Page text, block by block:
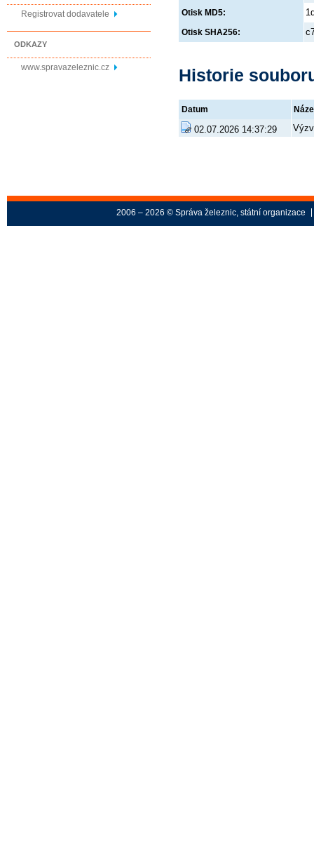
Registrovat dodavatele
ODKAZY
www.spravazeleznic.cz
Otisk MD5:
Otisk SHA256:
Historie
Datum
02.07.2026 14:37:29
2006 – 2026 © Správa železnic, státní organizace